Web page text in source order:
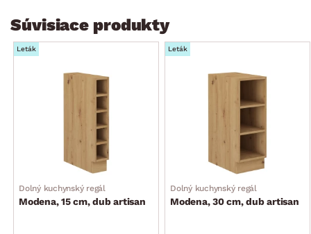
výška skrinky: 71,5 cm
hĺbka skrinky: 31 cm
Súvisiace produkty
Leták
Dolný kuchynský regál
Modena, 15 cm, dub artisan
Leták
Dolný kuchynský regál
Modena, 30 cm, dub artisan